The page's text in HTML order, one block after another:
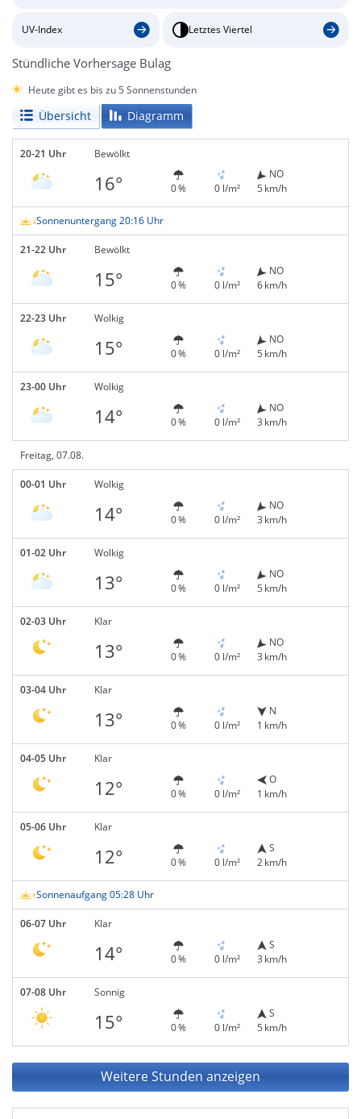
UV-Index Letztes Viertel
Stündliche Vorhersage Bulag
Heute gibt es bis zu 5 Sonnenstunden
Übersicht Diagramm
20-21 Uhr Bewölkt
16° 0 % 0 l/m²
NO
5 km/h
Sonnenuntergang 20:16 Uhr
21-22 Uhr Bewölkt
15° 0 % 0 l/m²
NO
6 km/h
22-23 Uhr Wolkig
15° 0 % 0 l/m²
NO
5 km/h
23-00 Uhr Wolkig
14° 0 % 0 l/m²
NO
3 km/h
Freitag, 07.08.
00-01 Uhr Wolkig
14° 0 % 0 l/m²
NO
3 km/h
01-02 Uhr Wolkig
13° 0 % 0 l/m²
NO
5 km/h
02-03 Uhr Klar
13° 0 % 0 l/m²
NO
3 km/h
03-04 Uhr Klar
13° 0 % 0 l/m²
N
1 km/h
04-05 Uhr Klar
12° 0 % 0 l/m²
O
1 km/h
05-06 Uhr Klar
12° 0 % 0 l/m²
S
2 km/h
Sonnenaufgang 05:28 Uhr
06-07 Uhr Klar
14° 0 % 0 l/m²
S
3 km/h
07-08 Uhr Sonnig
15° 0 % 0 l/m²
S
5 km/h
Weitere Stunden anzeigen